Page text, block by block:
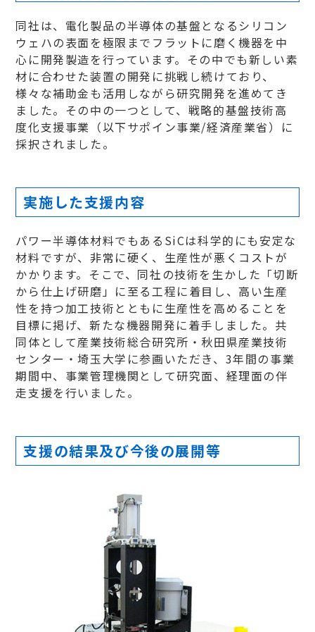
同社は、電化製品の半導体の基盤となるシリコン
ウェハの表面を極限までフラットに磨く機器を中
心に開発製造を行っています。その中でも新しい素
材に合わせた装置の開発に挑戦し続けており、
様々な補助金も活用しながら研究開発を進めてき
ました。その中の一つとして、戦略的基盤技術高
度化支援事業（以下サポイン事業/経済産業省）に
採択されました。
実施した支援内容
パワー半導体材料でもあるSiCは科学的にも安定な
材料ですが、非常に硬く、生産性が悪くコストが
かかります。そこで、同社の技術を生かした「切断
から仕上げ研磨」に至る工程に着目し、高い生産
性を持つ加工技術とともに生産性を高めることを
目標に掲げ、新たな機器開発に着手しました。共
同体として産業技術総合研究所・秋田県産業技術
センター・埼玉大学に参画いただき、3年間の事業
期間中、事業管理機関として研究面、経理面の伴
走支援を行いました。
支援の結果及び今後の展開等